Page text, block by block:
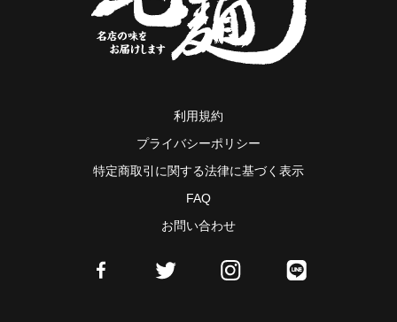
利用規約
プライバシーポリシー
特定商取引に関する法律に基づく表示
FAQ
お問い合わせ